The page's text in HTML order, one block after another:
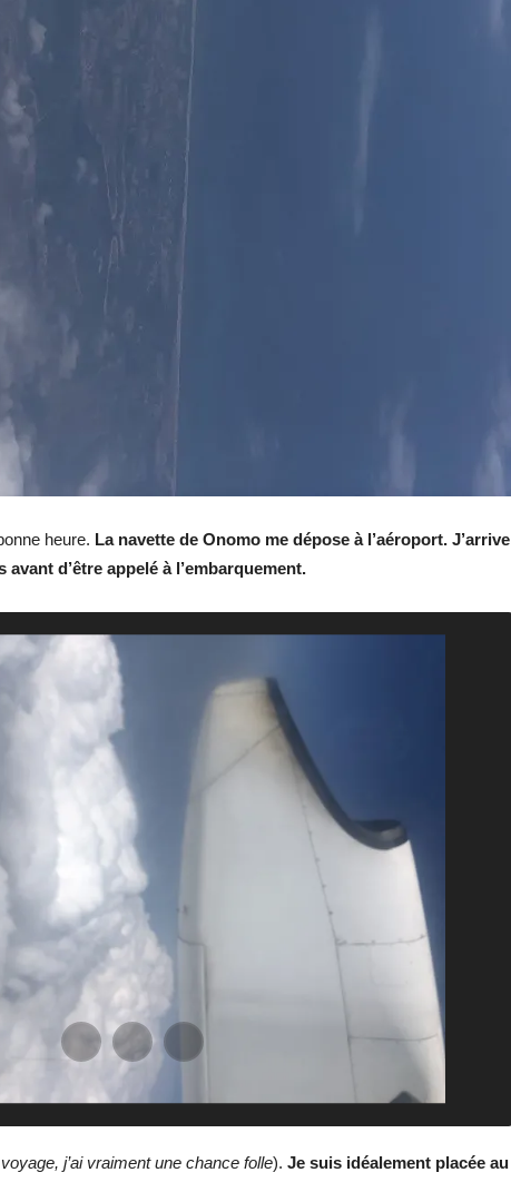
heure. La navette de Onomo me dépose à l’aéroport. J’arrive
d’être appelé à l’embarquement.
j’ai vraiment une chance folle). Je suis idéalement placée au